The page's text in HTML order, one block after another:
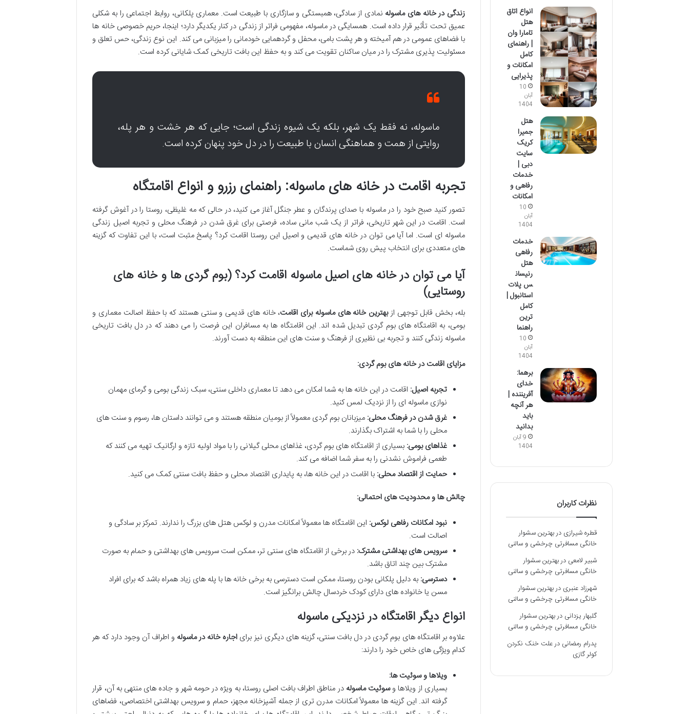
زندگی در خانه های ماسوله نمادی از سادگی، همبستگی و سازگاری با طبیعت است. معماری پلکانی، روابط اجتماعی را به شکلی
عمیق تحت تأثیر قرار داده است. همسایگی در ماسوله، مفهومی فراتر از زندگی در کنار یکدیگر دارد؛ اینجا، حریم خصوصی خانه ها
با فضاهای عمومی در هم آمیخته و هر پشت بامی، محفل و گردهمایی خودمانی را میزبانی می کند. این نوع زندگی، حس تعلق و
مسئولیت پذیری مشترک را در میان ساکنان تقویت می کند و به حفظ این بافت تاریخی کمک شایانی کرده است.
ماسوله، نه فقط یک شهر، بلکه یک شیوه زندگی است؛ جایی که هر خشت و هر پله،
روایتی از همت و هماهنگی انسان با طبیعت را در دل خود پنهان کرده است.
تجربه اقامت در خانه های ماسوله: راهنمای رزرو و انواع اقامتگاه
تصور کنید صبح خود را در ماسوله با صدای پرندگان و عطر جنگل آغاز می کنید، در حالی که مه غلیظی، روستا را در آغوش گرفته
است. اقامت در این شهر تاریخی، فراتر از یک شب مانی ساده، فرصتی برای غرق شدن در فرهنگ محلی و تجربه اصیل زندگی
ماسوله ای است. اما آیا می توان در خانه های قدیمی و اصیل این روستا اقامت کرد؟ پاسخ مثبت است، با این تفاوت که گزینه
های متعددی برای انتخاب پیش روی شماست.
آیا می توان در خانه های اصیل ماسوله اقامت کرد؟ (بوم گردی ها و خانه های
روستایی)
بله، بخش قابل توجهی ازبهترین خانه های ماسوله برای اقامت، خانه های قدیمی و سنتی هستند که با حفظ اصالت معماری و
بومی، به اقامتگاه های بوم گردی تبدیل شده اند. این اقامتگاه ها به مسافران این فرصت را می دهند که در دل بافت تاریخی
ماسوله زندگی کنند و تجربه بی نظیری از فرهنگ و سنت های این منطقه به دست آورند.
مزایای اقامت در خانه های بوم گردی:
تجربه اصیل: اقامت در این خانه ها به شما امکان می دهد تا معماری داخلی سنتی، سبک زندگی بومی و گرمای مهمان
نوازی ماسوله ای را از نزدیک لمس کنید.
غرق شدن در فرهنگ محلی: میزبانان بوم گردی معمولاً از بومیان منطقه هستند و می توانند داستان ها، رسوم و سنت های
محلی را با شما به اشتراک بگذارند.
غذاهای بومی: بسیاری از اقامتگاه های بوم گردی، غذاهای محلی گیلانی را با مواد اولیه تازه و ارگانیک تهیه می کنند که
طعمی فراموش نشدنی را به سفر شما اضافه می کند.
حمایت از اقتصاد محلی: با اقامت در این خانه ها، به پایداری اقتصاد محلی و حفظ بافت سنتی کمک می کنید.
چالش ها و محدودیت های احتمالی:
نبود امکانات رفاهی لوکس: این اقامتگاه ها معمولاً امکانات مدرن و لوکس هتل های بزرگ را ندارند. تمرکز بر سادگی و
اصالت است.
سرویس های بهداشتی مشترک: در برخی از اقامتگاه های سنتی تر، ممکن است سرویس های بهداشتی و حمام به صورت
مشترک بین چند اتاق باشد.
دسترسی: به دلیل پلکانی بودن روستا، ممکن است دسترسی به برخی خانه ها با پله های زیاد همراه باشد که برای افراد
مسن یا خانواده های دارای کودک خردسال چالش برانگیز است.
انواع دیگر اقامتگاه در نزدیکی ماسوله
علاوه بر اقامتگاه های بوم گردی در دل بافت سنتی، گزینه های دیگری نیز برای اجاره خانه در ماسوله و اطراف آن وجود دارد که هر
کدام ویژگی های خاص خود را دارند:
ویلاها و سوئیت ها:
بسیاری از ویلاها وسوئیت ماسوله در مناطق اطراف بافت اصلی روستا، به ویژه در حومه شهر و جاده های منتهی به آن، قرار
گرفته اند. این گزینه ها معمولاً امکانات مدرن تری از جمله آشپزخانه مجهز، حمام و سرویس بهداشتی اختصاصی، فضاهای
انواع اتاق
هتل
تامارا وان
| راهنمای
کامل
امکانات و
پذیرایی
10
آبان
1404
هتل
جمیرا
کریک
سایت
دبی |
خدمات
رفاهی و
امکانات
10
آبان
1404
خدمات
رفاهی
هتل
رنیسان
س پلات
استانبول |
کامل
ترین
راهنما
10
آبان
1404
برهما:
خدای
آفریننده |
هر آنچه
باید
بدانید
9 آبان
1404
نظرات کاربران
قطره شیرازی دربهترین سشوار
خانگی مسافرتی چرخشی و سالنی
شبیر لامعی دربهترین سشوار
خانگی مسافرتی چرخشی و سالنی
شهرزاد عنبری دربهترین سشوار
خانگی مسافرتی چرخشی و سالنی
گلبهار یزدانی دربهترین سشوار
خانگی مسافرتی چرخشی و سالنی
پدرام رمضانی درعلت خنک نکردن
کولر گازی